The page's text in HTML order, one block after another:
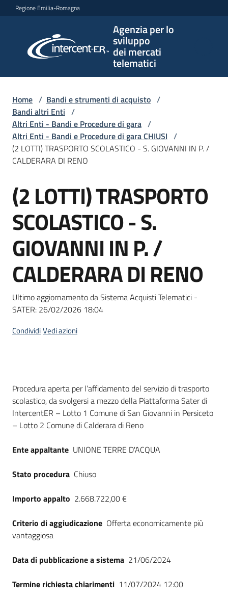
Vai al contenuto
Vai alla navigazione
Vai al footer
Regione Emilia-Romagna
Agenzia per lo
sviluppo
dei mercati
telematici
per lo
sviluppo
telematici
L'Agenzia
Bandi
e
strumenti
di
Supporto
Piattaforme
telematiche
English
site
su
Home / Bandi e strumenti di acquisto /
Bandi altri Enti /
Altri Enti - Bandi e Procedure di gara /
Altri Enti - Bandi e Procedure di gara CHIUSI /
(2 LOTTI) TRASPORTO SCOLASTICO - S. GIOVANNI IN P. /
CALDERARA DI RENO
Salta al contenuto
(2 LOTTI) TRASPORTO
SCOLASTICO - S.
GIOVANNI IN P. /
CALDERARA DI RENO
Ultimo aggiornamento da Sistema Acquisti Telematici -
SATER: 26/02/2026 18:04
CondividiVedi azioni
Dati del bando
Procedura aperta per l’affidamento del servizio di trasporto
scolastico, da svolgersi a mezzo della Piattaforma Sater di
IntercentER – Lotto 1 Comune di San Giovanni in Persiceto
– Lotto 2 Comune di Calderara di Reno
Ente appaltante UNIONE TERRE D'ACQUA
Stato procedura Chiuso
Importo appalto 2.668.722,00 €
Criterio di aggiudicazione Offerta economicamente più
vantaggiosa
Data di pubblicazione a sistema 21/06/2024
Termine richiesta chiarimenti 11/07/2024 12:00